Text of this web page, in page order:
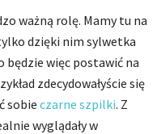
ważną rolę. Mamy tu na
dzięki nim sylwetka
będzie więc postawić na
zdecydowałyście się
sobie czarne szpilki. Z
wyglądały w